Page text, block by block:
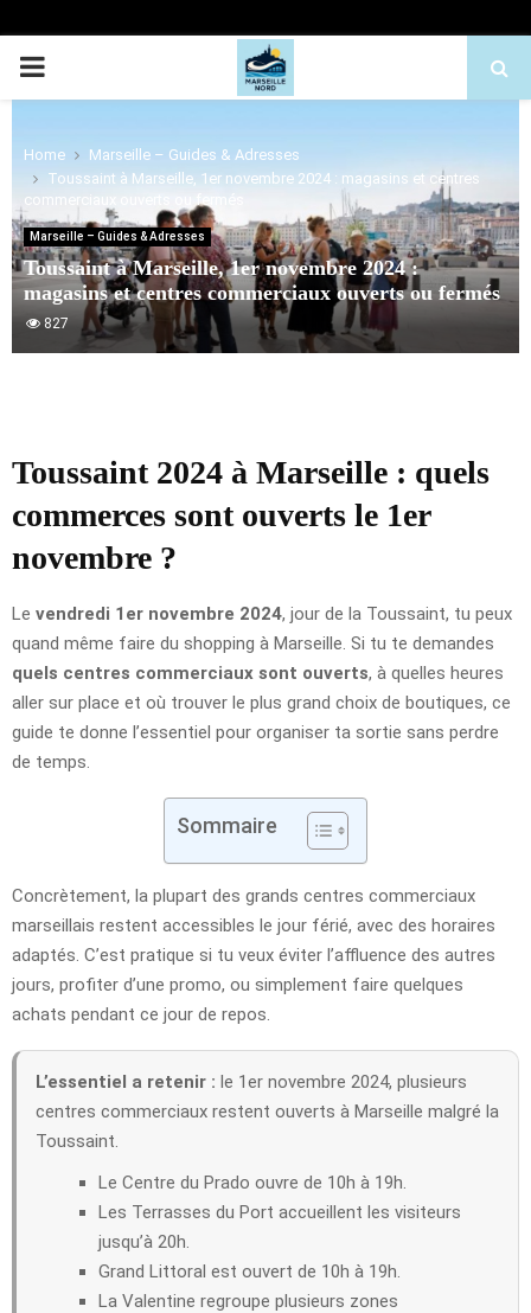
PRIMARY
Home
Marseille – Guides & Adresses
Toussaint à Marseille, 1er novembre 2024 : magasins et centres
commerciaux ouverts ou fermés
Marseille – Guides & Adresses
Toussaint à Marseille, 1er novembre 2024 :
magasins et centres commerciaux ouverts ou fermés
827
Toussaint 2024 à Marseille : quels
commerces sont ouverts le 1er
novembre ?
Le vendredi 1er novembre 2024, jour de la Toussaint, tu peux
quand même faire du shopping à Marseille. Si tu te demandes
quels centres commerciaux sont ouverts, à quelles heures
aller sur place et où trouver le plus grand choix de boutiques, ce
guide te donne l’essentiel pour organiser ta sortie sans perdre
de temps.
Sommaire
Concrètement, la plupart des grands centres commerciaux
marseillais restent accessibles le jour férié, avec des horaires
adaptés. C’est pratique si tu veux éviter l’affluence des autres
jours, profiter d’une promo, ou simplement faire quelques
achats pendant ce jour de repos.
L’essentiel a retenir : le 1er novembre 2024, plusieurs
centres commerciaux restent ouverts à Marseille malgré la
Toussaint.
Le Centre du Prado ouvre de 10h à 19h.
Les Terrasses du Port accueillent les visiteurs
jusqu’à 20h.
Grand Littoral est ouvert de 10h à 19h.
La Valentine regroupe plusieurs zones